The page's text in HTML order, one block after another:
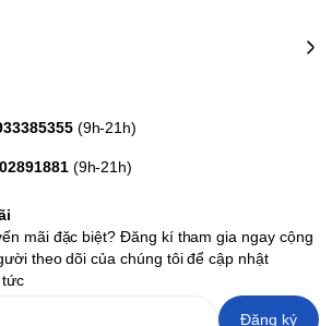
(9h-21h)
(9h-21h)
mãi đặc biệt? Đăng kí tham gia ngay cộng
theo dõi của chúng tôi để cập nhật
tức
Đăng ký